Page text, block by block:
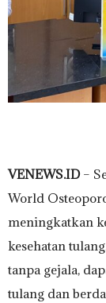
VENEWS.ID–
World
meningkatkan
kesehatan
tanpa gejala,
tulang dan